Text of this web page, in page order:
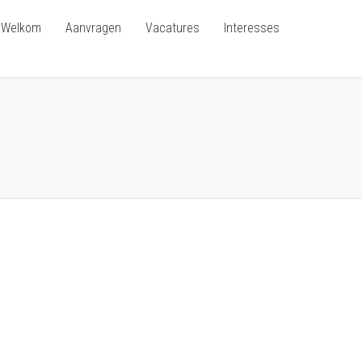
Welkom Aanvragen Vacatures Interesses